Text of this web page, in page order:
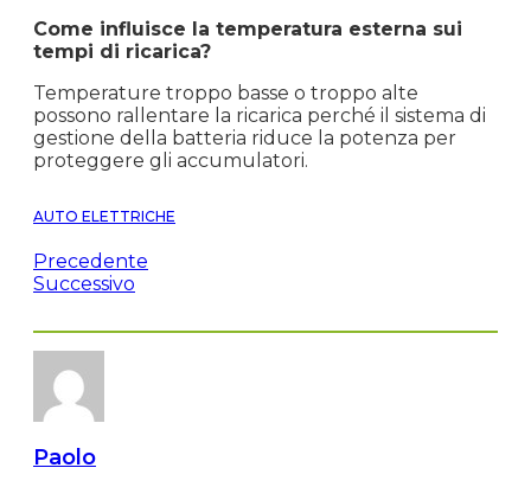
Come influisce la temperatura esterna sui
tempi di ricarica?
Temperature troppo basse o troppo alte
possono rallentare la ricarica perché il sistema di
gestione della batteria riduce la potenza per
proteggere gli accumulatori.
AUTO ELETTRICHE
Precedente
Successivo
Paolo